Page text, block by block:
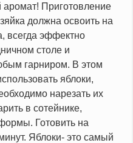
Приготовление
должна освоить на
всегда эффектно
столе и
гарниром. В этом
яблоки,
нарезать их
в сотейнике,
Готовить на
Яблоки- это самый